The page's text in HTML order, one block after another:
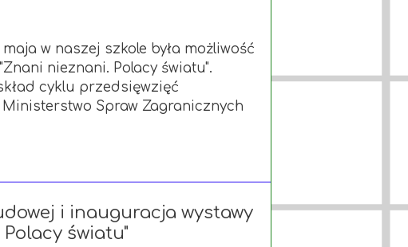
w naszej szkole była możliwość
nieznani. Polacy światu".
cyklu przedsięwzięć
Spraw Zagranicznych
i inauguracja wystawy
światu"